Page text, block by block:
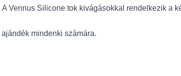
Vennus Silicone tok kivágásokkal rendelkezik a
mindenki számára.